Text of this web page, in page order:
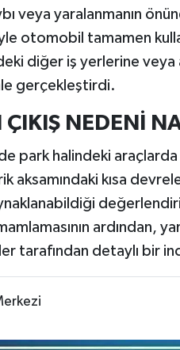
veya yaralanmanın
otomobil tamamen
diğer iş yerlerine veya
gerçekleştirdi.
NEDENİ
park halindeki
aksamındaki kısa
ardından,
tarafından detaylı bir